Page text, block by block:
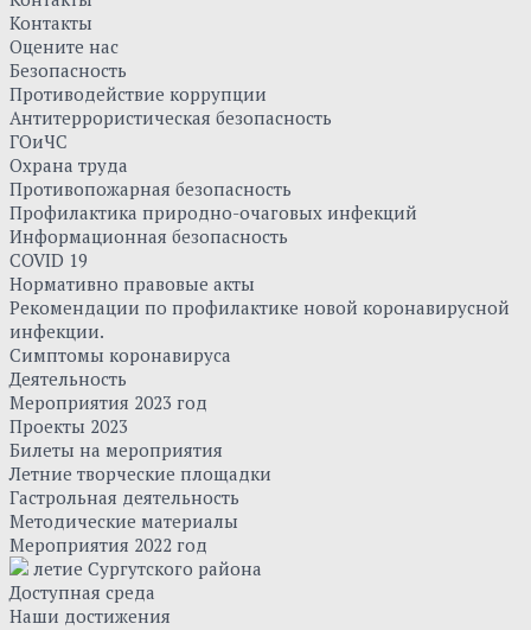
Контакты
Оцените нас
Безопасность
Противодействие коррупции
Антитеррористическая безопасность
ГОиЧС
Охрана труда
Противопожарная безопасность
Профилактика природно-очаговых инфекций
Информационная безопасность
COVID 19
Нормативно правовые акты
Рекомендации по профилактике новой коронавирусной
инфекции.
Симптомы коронавируса
Деятельность
Мероприятия 2023 год
Проекты 2023
Билеты на мероприятия
Летние творческие площадки
Гастрольная деятельность
Методические материалы
Мероприятия 2022 год
летие Сургутского района
Доступная среда
Наши достижения